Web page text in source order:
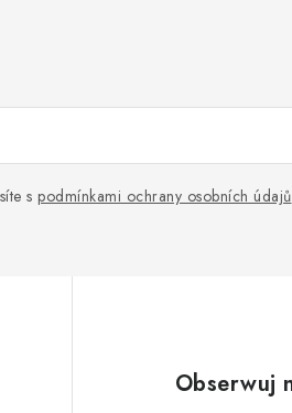
s podmínkami ochrany osobních údajů